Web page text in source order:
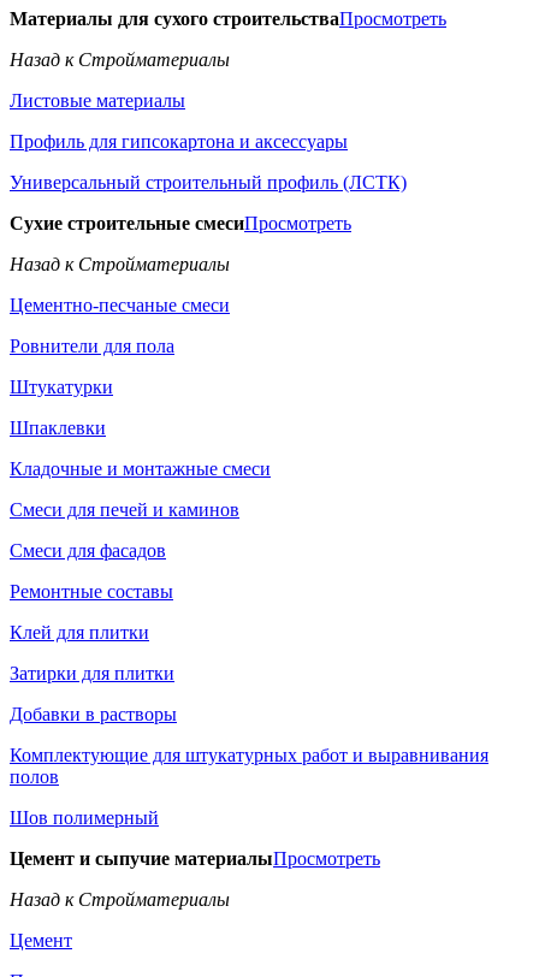
Материалы для сухого строительстваПросмотреть
Назад к Стройматериалы
Листовые материалы
Профиль для гипсокартона и аксессуары
Универсальный строительный профиль (ЛСТК)
Сухие строительные смесиПросмотреть
Назад к Стройматериалы
Цементно-песчаные смеси
Ровнители для пола
Штукатурки
Шпаклевки
Кладочные и монтажные смеси
Смеси для печей и каминов
Смеси для фасадов
Ремонтные составы
Клей для плитки
Затирки для плитки
Добавки в растворы
Комплектующие для штукатурных работ и выравнивания
полов
Шов полимерный
Цемент и сыпучие материалыПросмотреть
Назад к Стройматериалы
Цемент